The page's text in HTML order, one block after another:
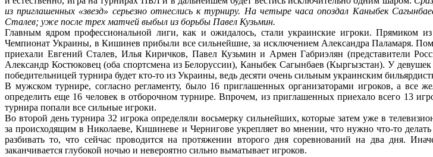
из приглашенных «звезд» серьезно отнеслись к турниру. На четыре часа опоздал Каныбек
Сталев; уже после трех матчей выбыл из борьбы Павел Кузьмин.
Главным ядром профессиональной лиги, как и ожидалось, стали украинские игроки. Прямиком
Чемпионат Украины, в Кишинев прибыли все сильнейшие, за исключением Александра Паламаря.
приехали Евгений Сталев, Илья Киричков, Павел Кузьмин и Армен Габриэлян (представители
Александр Костюковец (оба спортсмена из Белоруссии), Каныбек Сагынбаев (Кыргызстан). У
победительницей турнира будет кто-то из Украины, ведь десяти очень сильным украинским
В мужском турнире, согласно регламенту, было 16 приглашенных организаторами игроков, а
определить еще 16 человек в отборочном турнире. Впрочем, из приглашенных приехало всего 13
турнира попали все сильные игроки.
Во второй день турнира 32 игрока определяли восьмерку сильнейших, которые затем уже в
за происходящим в Николаеве, Кишиневе и Чернигове укрепляет во мнении, что нужно что-то
разбивать то, что сейчас проводится на протяжении второго дня соревнований на два дня.
заканчивается глубокой ночью и невероятно сильно выматывает игроков.